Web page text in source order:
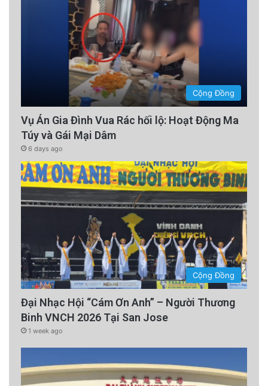
Cộng Đồng
Vụ Án Gia Đình Vua Rác hối lộ: Hoạt Động Ma
Túy và Gái Mại Dâm
6 days ago
Cộng Đồng
Đại Nhạc Hội “Cám Ơn Anh” – Người Thương
Binh VNCH 2026 Tại San Jose
1 week ago